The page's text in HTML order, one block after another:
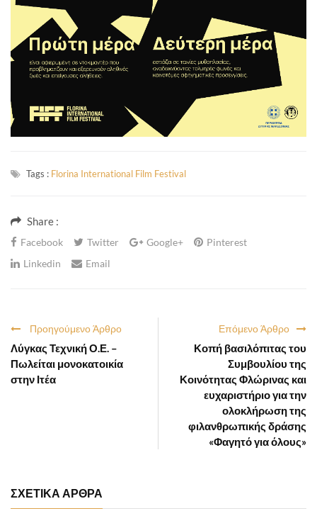
Tags : Florina International Film Festival
Share :
Facebook Twitter Google+
Pinterest
Linkedin
Email
Επόμενο Άρθρο
Κοπή βασιλόπιτας του
Συμβουλίου της
Κοινότητας Φλώρινας και
ευχαριστήριο για την
ολοκλήρωση της
φιλανθρωπικής δράσης
«Φαγητό για όλους»
Προηγούμενο Άρθρο
Λύγκας Τεχνική Ο.Ε. –
Πωλείται μονοκατοικία
στην Ιτέα
ΣΧΕΤΙΚΑ ΑΡΘΡΑ